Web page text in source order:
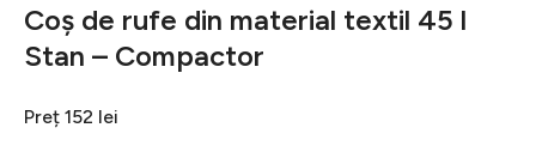
Coș de rufe din material textil 45 l
Stan – Compactor
Preț 152 lei